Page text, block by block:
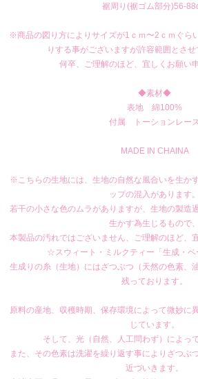
裾周り(裾ゴム部分)56-
※商品の図り方によりサイズが1ｃｍ〜2ｃｍぐら
りする事がございますが許容範囲とさせ
何卒、ご理解のほど、宜しくお願い
◆素材◆
表地 綿100%
付属 トーションレー
MADE IN CHAINA
※こちらの生地には、生地の自然な風合いを生か
ップの混入があります。
若干の小さな色のムラがありますが、生地の製造
生かす為生じるもので、
本製品の汚れではございません、ご理解のほど、
☆スウィート・ミルクティー「生成・
生成りの糸（生地）にはざつぶつ（天然の色素、
残っております。
原料の産地、収穫時期、保存環境によって微妙に
じています。
そして、光（自然、人工問わず）によっ
また、その色素は洗濯を繰り返す事によりざつぶ
近づいきます。